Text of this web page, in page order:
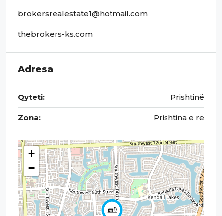
brokersrealestate1@hotmail.com
thebrokers-ks.com
Adresa
Qyteti: Prishtinë
Zona: Prishtina e re
+
−